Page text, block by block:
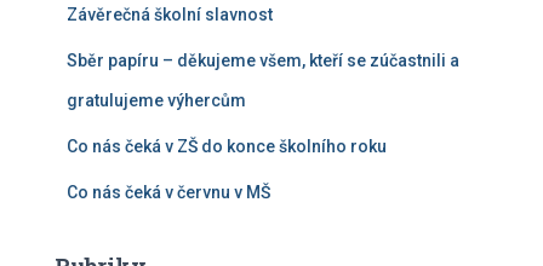
Závěrečná školní slavnost
Sběr papíru – děkujeme všem, kteří se zúčastnili a
gratulujeme výhercům
Co nás čeká v ZŠ do konce školního roku
Co nás čeká v červnu v MŠ